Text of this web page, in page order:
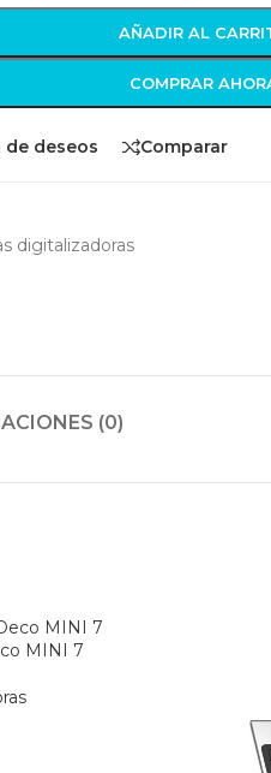
AÑADIR AL
COMPRAR
de deseos Comparar
digitalizadoras
(0)
MINI 7